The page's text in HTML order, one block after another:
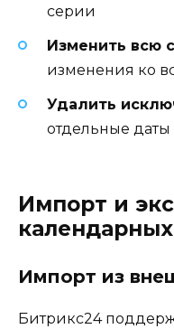
серии
Изменить всю
изменения ко
Удалить
отдельные
Импорт и
Импорт из
Битрикс24